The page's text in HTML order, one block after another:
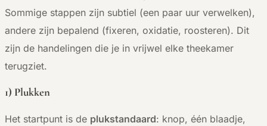
Sommige stappen zijn subtiel (een paar uur verwelken),
andere zijn bepalend (fixeren, oxidatie, roosteren). Dit
zijn de handelingen die je in vrijwel elke theekamer
terugziet.
1) Plukken
Het startpunt is de plukstandaard: knop, één blaadje,